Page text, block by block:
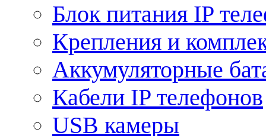
Блок питания IP
Крепления и
Аккумуляторные
Кабели IP телефонов
USB камеры